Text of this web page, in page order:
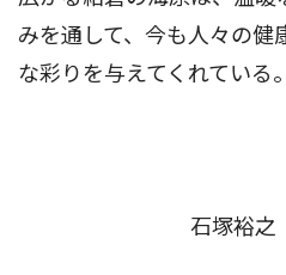
みを通して、今も人々の健
な彩りを与えてくれている。
石塚裕之